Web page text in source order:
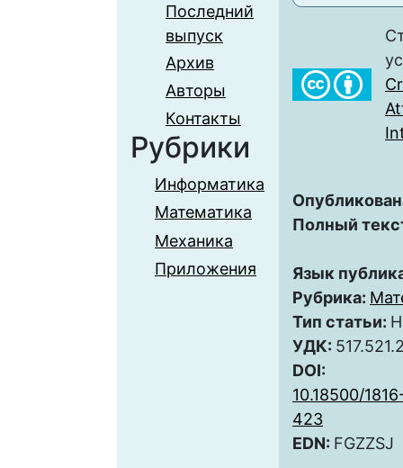
Последний
выпуск
Архив
Авторы
Контакты
Рубрики
Информатика
Математика
Механика
Приложения
Полный
Язык
Рубрика:
Тип статьи:
УДК:
DOI:
10.18500/
423
EDN: FGZZSJ